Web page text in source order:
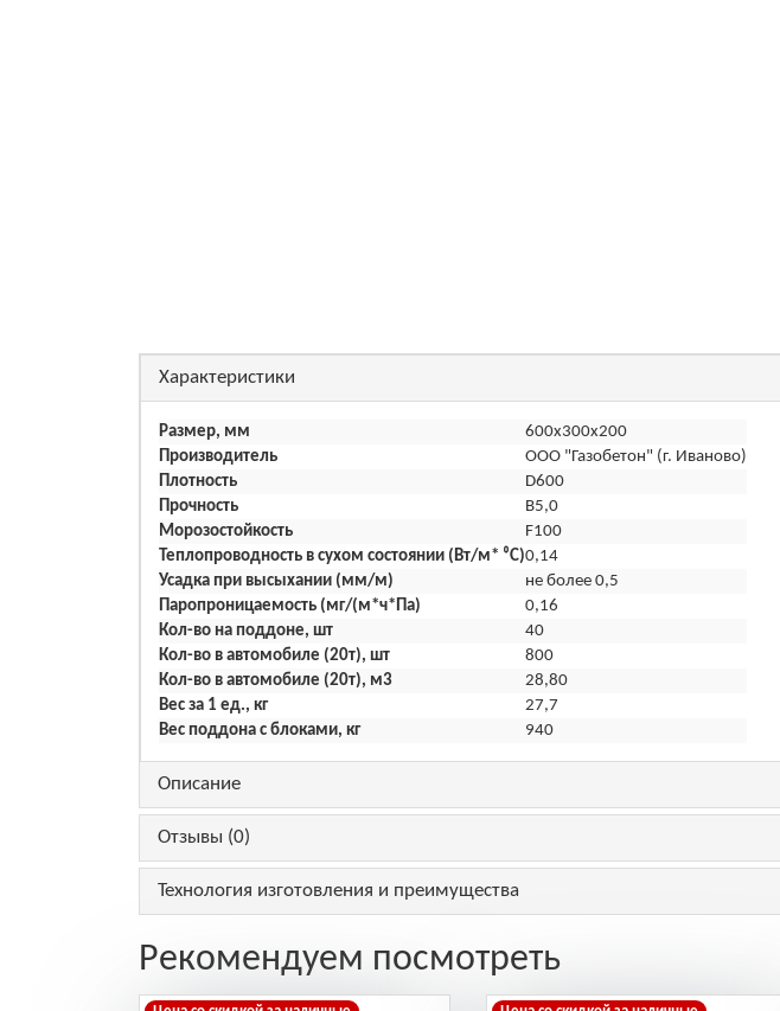
Характеристики
Размер, мм
600x300x200
Производитель
ООО "Газобетон" (г. Иваново)
Плотность
D600
Прочность
B5,0
Морозостойкость
F100
Теплопроводность в сухом состоянии (Вт/м* ⁰С)0,14
Усадка при высыхании (мм/м)
не более 0,5
Паропроницаемость (мг/(м*ч*Па)
0,16
Кол-во на поддоне, шт
40
Кол-во в автомобиле (20т), шт
800
Кол-во в автомобиле (20т), м3
28,80
Вес за 1 ед., кг
27,7
Вес поддона с блоками, кг
940
Описание
Отзывы (0)
Технология изготовления и преимущества
Рекомендуем посмотреть